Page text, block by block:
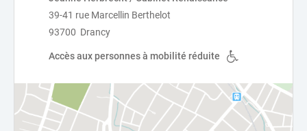
39-41 rue Marcellin Berthelot
93700 Drancy
Accès aux personnes à mobilité réduite